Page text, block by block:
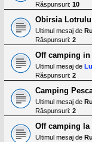
Răspunsuri: 10
Obirsia
Ultimul mesaj de
Răspunsuri: 2
Off camping
Ultimul mesaj de
Răspunsuri: 2
Camping
Ultimul mesaj de
Răspunsuri: 2
Off camping la
Ultimul mesaj de